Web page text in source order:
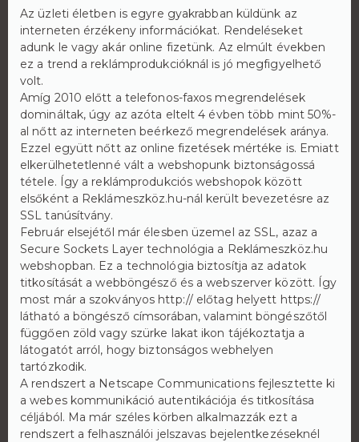
Az üzleti életben is egyre gyakrabban küldünk az
interneten érzékeny információkat. Rendeléseket
adunk le vagy akár online fizetünk. Az elmúlt években
ez a trend a reklámprodukcióknál is jó megfigyelhető
volt.
Amíg 2010 előtt a telefonos-faxos megrendelések
domináltak, úgy az azóta eltelt 4 évben több mint 50%-
al nőtt az interneten beérkező megrendelések aránya.
Ezzel együtt nőtt az online fizetések mértéke is. Emiatt
elkerülhetetlenné vált a webshopunk biztonságossá
tétele. Így a reklámprodukciós webshopok között
elsőként a Reklámeszköz.hu-nál került bevezetésre az
SSL tanúsítvány.
Február elsejétől már élesben üzemel az SSL, azaz a
Secure Sockets Layer technológia a Reklámeszköz.hu
webshopban. Ez a technológia biztosítja az adatok
titkosítását a webböngésző és a webszerver között. Így
most már a szokványos http:// előtag helyett https://
látható a böngésző címsorában, valamint böngészőtől
függően zöld vagy szürke lakat ikon tájékoztatja a
látogatót arról, hogy biztonságos webhelyen
tartózkodik.
A rendszert a Netscape Communications fejlesztette ki
a webes kommunikáció autentikációja és titkosítása
céljából. Ma már széles körben alkalmazzák ezt a
rendszert a felhasználói jelszavas bejelentkezéseknél